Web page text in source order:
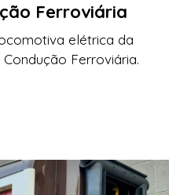
Ferroviária
elétrica da
Ferroviária.